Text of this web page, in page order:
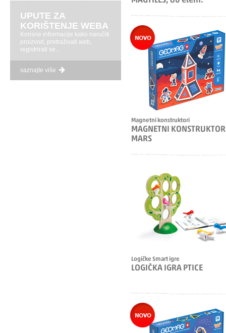
UPUTE ZA
KORIŠTENJE WEBA
Korisne informacije kako naručiti
proizvod, pretraživati web,
registrirati se...
saznajte više
Magnetni konstruktori
MAGNETNI KONSTRUKTOR
MARS
Logičke Smart igre
LOGIČKA IGRA PTICE